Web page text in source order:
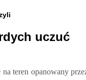
uczuć
teren opanowany